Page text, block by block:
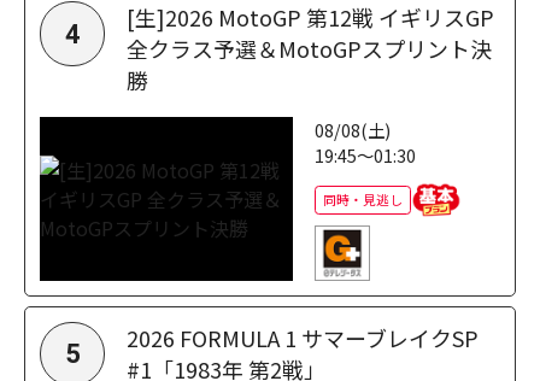
4
[生]2026 MotoGP 第12戦 イギリスGP
全クラス予選＆MotoGPスプリント決
勝
08/08(土)
19:45～01:30
同時・見逃し
5
2026 FORMULA 1 サマーブレイクSP
#1「1983年 第2戦」